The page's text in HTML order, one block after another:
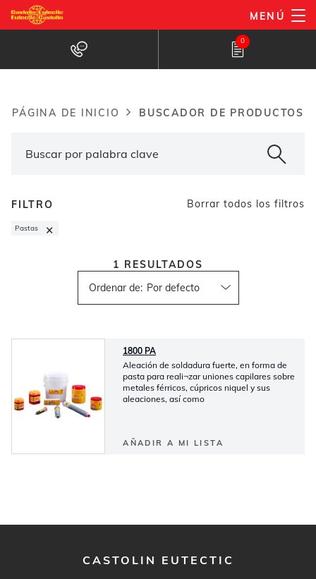
Pasar
al
principal
MENÚ
Buscador de productos
0
PÁGINA DE INICIO BUSCADOR DE PRODUCTOS
FILTRO Borrar todos los filtros
Pastas ×
Ordenar de:
1 RESULTADOS
1800 PA
Aleación de soldadura fuerte, en forma de
pasta para reali¬zar uniones capilares sobre
metales férricos, cúpricos niquel y sus
aleaciones, así como
AÑADIR A MI LISTA
CASTOLIN EUTECTIC